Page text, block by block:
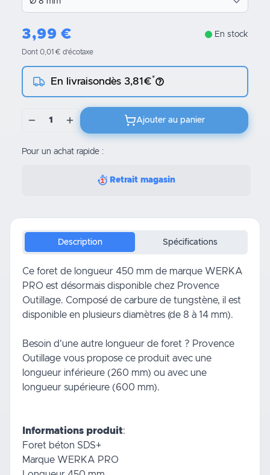
3,99 € En stock
Dont 0,01 € d’écotaxe
En livraisondès 3,81€*
1 Ajouter au panier
Pour un achat rapide :
Retrait magasin
Description Spécifications
Ce foret de longueur 450 mm de marque WERKA
PRO est désormais disponible chez Provence
Outillage. Composé de carbure de tungstène, il est
disponible en plusieurs diamètres (de 8 à 14 mm).
Besoin d'une autre longueur de foret ? Provence
Outillage vous propose ce produit avec une
longueur inférieure (260 mm) ou avec une
longueur supérieure (600 mm).
Informations produit:
Foret béton SDS+
Marque WERKA PRO